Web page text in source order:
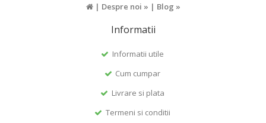
| Despre noi » | Blog »
Informatii
Informatii utile
Cum cumpar
Livrare si plata
Termeni si conditii